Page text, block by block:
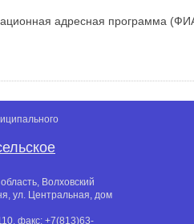
адресная программа
Волховский
ул. Центральная, дом
, факс: +7(813)63-